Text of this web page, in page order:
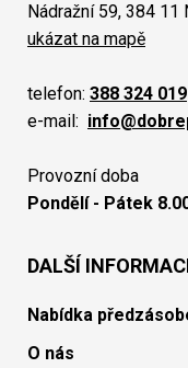
Nádražní 59, 384 11
ukázat na mapě
telefon: 388 324 019
e-mail:
Provozní doba
Pondělí - Pátek
DALŠÍ
Nabídka
O nás